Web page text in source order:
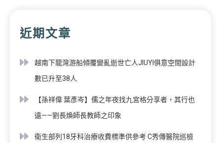
近期文章
越南下龍灣游船傾覆變亂逝世亡人JIUYI俱意空間設計
數已升至38人
【孫祥偉 葉彥岑】儒之年夜找九宮格分享者，其行也
遠——劉長煥師長教師之印象
衛生部列18牙科治療收費標準供參考 C秀傳醫院巡檢